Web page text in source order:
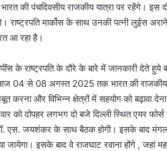
की पंचदिवसीय राजकीय यात्रा पर रहेंगे। इस
राष्ट्रपति मार्कोस के साथ उनकी पत्नी लुईस
आ रहा है।
के राष्ट्रपति के दौरे के बारे में जानकारी देते हुये
04 से 08 अगस्त 2025 तक भारत की राजकीय
करना और विभिन्न क्षेत्रों में सहयोग को बढ़ावा
को दोपहर लगभग दो बजे दिल्ली स्थित एयर
एस. जयशंकर के साथ बैठक होगी। इसके बाद
इसके बाद वे राजघाट रवाना होंगे , जहां